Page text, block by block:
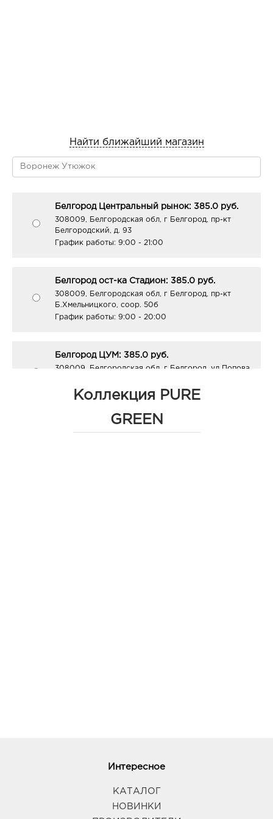
Найти ближайший магазин
Белгород Центральный рынок: 385.0 руб.
308009, Белгородская обл, г Белгород, пр-кт
Белгородский, д. 93
График работы: 9:00 - 21:00
Белгород ост-ка Стадион: 385.0 руб.
308009, Белгородская обл, г Белгород, пр-кт
Б.Хмельницкого, соор. 50б
График работы: 9:00 - 20:00
Белгород ЦУМ: 385.0 руб.
308009, Белгородская обл, г Белгород, ул Попова,
График работы:10:00 - 20:00
График работы: 10:00 - 21:00
Воронеж Европа: 385.0 руб.
Коллекция PURE
GREEN
Интересное
КАТАЛОГ
НОВИНКИ